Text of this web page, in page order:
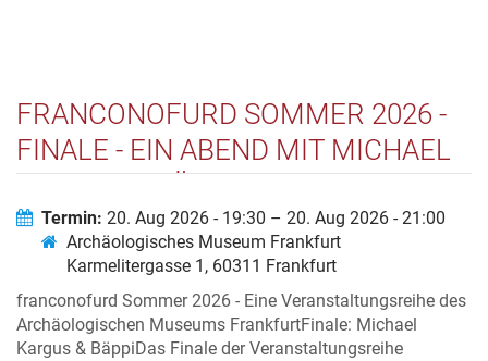
FRANCONOFURD SOMMER 2026 -
FINALE - EIN ABEND MIT MICHAEL
Termin: 20. Aug 2026 - 19:30 – 20. Aug 2026 - 21:00
Archäologisches Museum Frankfurt
Karmelitergasse 1, 60311 Frankfurt
franconofurd Sommer 2026 - Eine Veranstaltungsreihe des
Archäologischen Museums FrankfurtFinale: Michael
Kargus & BäppiDas Finale der Veranstaltungsreihe